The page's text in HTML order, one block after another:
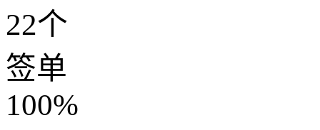
22个
签单
100%